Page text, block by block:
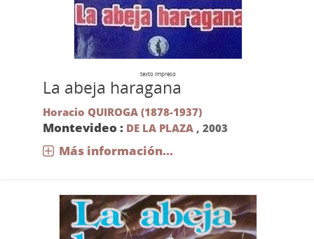
texto impreso
La abeja haragana
Horacio QUIROGA (1878-1937)
Montevideo : DE LA PLAZA, 2003
Más información...